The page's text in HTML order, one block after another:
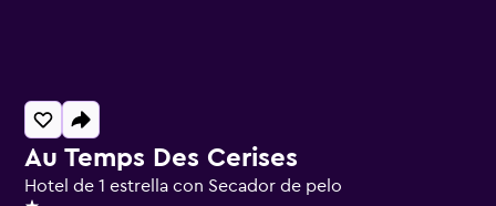
Au Temps Des Cerises
Hotel de 1 estrella con Secador de pelo